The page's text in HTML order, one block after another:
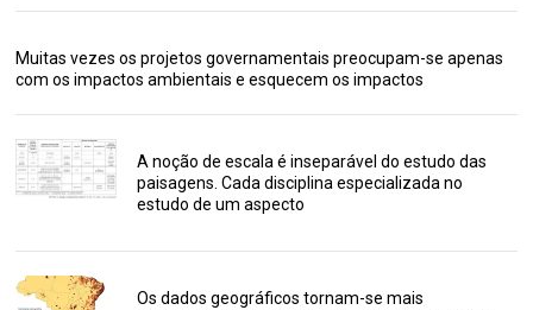
Muitas vezes os projetos governamentais preocupam-se apenas
com os impactos ambientais e esquecem os impactos
A noção de escala é inseparável do estudo das
paisagens. Cada disciplina especializada no
estudo de um aspecto
Os dados geográficos tornam-se mais